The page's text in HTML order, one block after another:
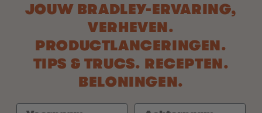
JOUW BRADLEY-ERVARING,
VERHEVEN.
PRODUCTLANCERINGEN.
TIPS & TRUCS. RECEPTEN.
BELONINGEN.